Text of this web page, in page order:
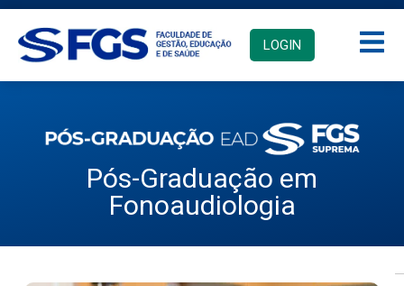
LOGIN
Pós-Graduação em
Fonoaudiologia